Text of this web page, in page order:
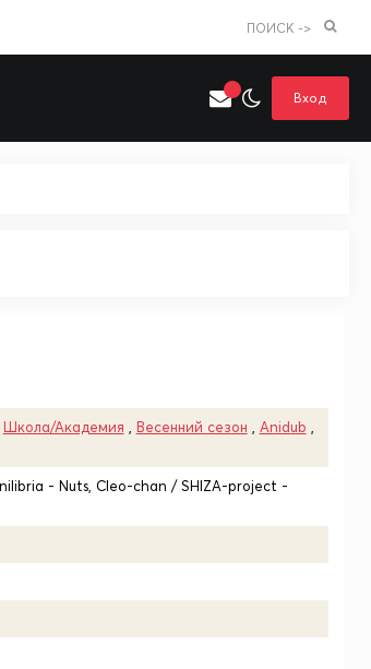
ПОИСК ->
Вход
Школа/Академия Весенний сезон Anidub
- Nuts, Cleo-chan / SHIZA-project -